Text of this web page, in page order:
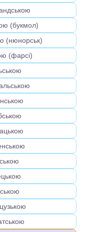
(букмол)
(нюнорськ)
(фарсі)